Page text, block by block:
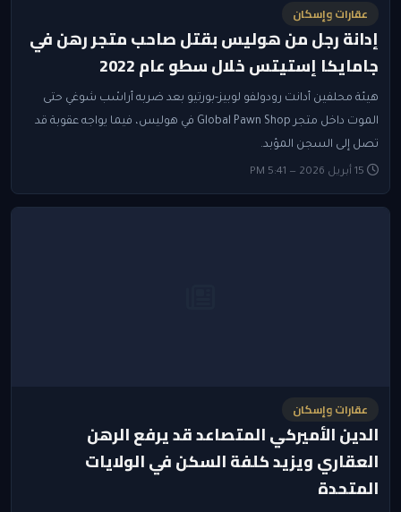
عقارات وإسكان
إدانة رجل من هوليس بقتل صاحب متجر رهن في
جامايكا إستيتس خلال سطو عام 2022
هيئة محلفين أدانت رودولفو لوبيز-بورتيو بعد ضربه أراسْب شوغي حتى
الموت داخل متجر Global Pawn Shop في هوليس، فيما يواجه عقوبة قد
تصل إلى السجن المؤبد.
عقارات وإسكان
الدين الأميركي المتصاعد قد يرفع الرهن
العقاري ويزيد كلفة السكن في الولايات
المتحدة